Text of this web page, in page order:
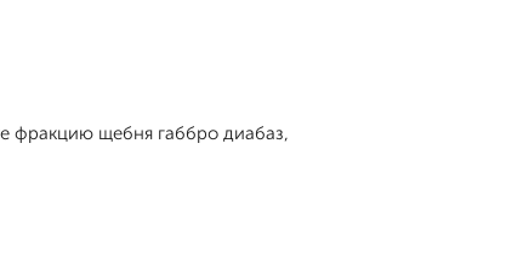
фракцию щебня габбро диабаз,